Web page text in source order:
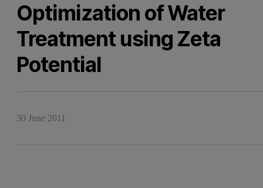
Optimization of Water
Treatment using Zeta
Potential
30 June 2011